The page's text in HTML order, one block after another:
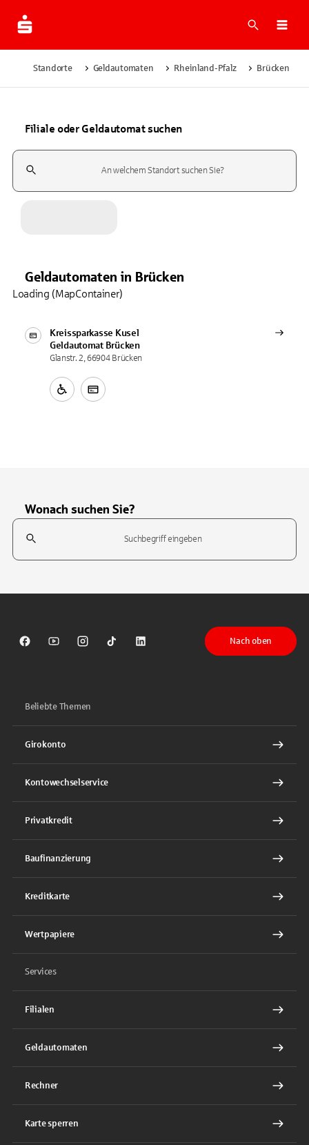
Suche
Standorte Geldautomaten Rheinland-Pfalz Brücken
Filiale oder Geldautomat suchen
Suchfeld
Geldautomaten in Brücken
Kreissparkasse Kusel
Geldautomat Brücken
Glanstr. 2, 66904 Brücken
Loading (MapContainer)
Wonach suchen Sie?
Suchfeld
Sparkasse auf Facebook
Sparkasse auf Youtube
Sparkasse auf Instagram
Sparkasse auf TikTok
Sparkasse auf LinkedIn
Nach oben
Beliebte Themen
Girokonto
Kontowechselservice
Privatkredit
Baufinanzierung
Kreditkarte
Wertpapiere
Services
Filialen
Geldautomaten
Rechner
Karte sperren